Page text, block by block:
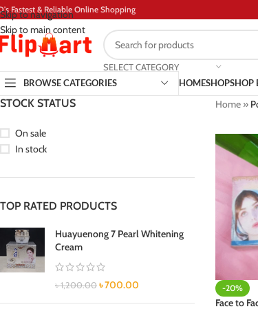
Skip to navigation
Skip to main content
Fastest & Reliable Online Shopping
SELECT CATEGORY
BROWSE CATEGORIES
HOMESHOPSHOP
STOCK STATUS
On sale
In stock
TOP RATED PRODUCTS
Huayuenong 7 Pearl Whitening
Cream
৳1,200.00 ৳700.00
Home»
-20%
Face to